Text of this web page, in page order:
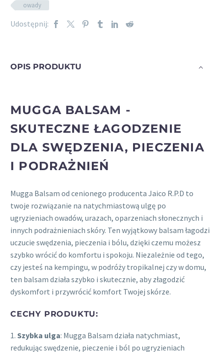
owady
Udostępnij:
OPIS PRODUKTU
MUGGA BALSAM -
SKUTECZNE ŁAGODZENIE
DLA SWĘDZENIA, PIECZENIA
I PODRAŻNIEŃ
Mugga Balsam od cenionego producenta Jaico R.P.D to
twoje rozwiązanie na natychmiastową ulgę po
ugryzieniach owadów, urazach, oparzeniach słonecznych i
innych podrażnieniach skóry. Ten wyjątkowy balsam łagodzi
uczucie swędzenia, pieczenia i bólu, dzięki czemu możesz
szybko wrócić do komfortu i spokoju. Niezależnie od tego,
czy jesteś na kempingu, w podróży tropikalnej czy w domu,
ten balsam działa szybko i skutecznie, aby złagodzić
dyskomfort i przywrócić komfort Twojej skórze.
CECHY PRODUKTU:
1. Szybka ulga: Mugga Balsam działa natychmiast,
redukując swędzenie, pieczenie i ból po ugryzieniach